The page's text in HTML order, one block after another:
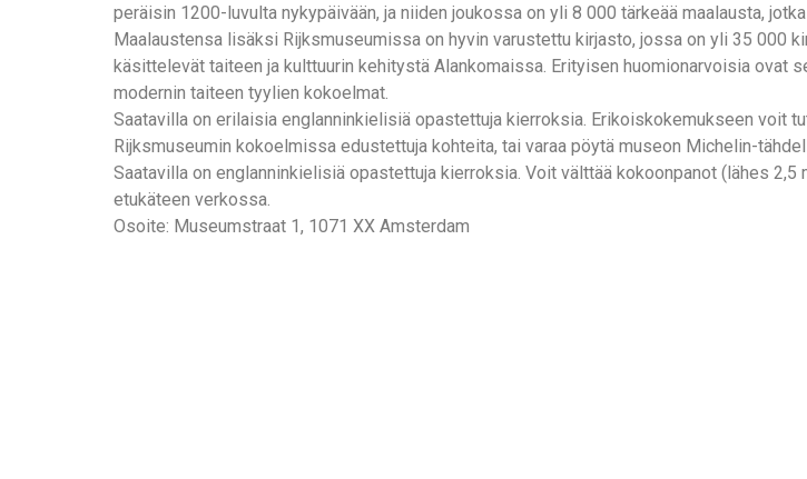
peräisin 1200-luvulta nykypäivään, ja niiden joukossa on yli 8 000 tärkeää maalausta,
Maalaustensa lisäksi Rijksmuseumissa on hyvin varustettu kirjasto, jossa on yli 35 000
käsittelevät taiteen ja kulttuurin kehitystä Alankomaissa. Erityisen huomionarvoisia
modernin taiteen tyylien kokoelmat.
Saatavilla on erilaisia englanninkielisiä opastettuja kierroksia. Erikoiskokemukseen voit
Rijksmuseumin kokoelmissa edustettuja kohteita, tai varaa pöytä museon Michelin-
Saatavilla on englanninkielisiä opastettuja kierroksia. Voit välttää kokoonpanot (lähes
etukäteen verkossa.
Osoite: Museumstraat 1, 1071 XX Amsterdam